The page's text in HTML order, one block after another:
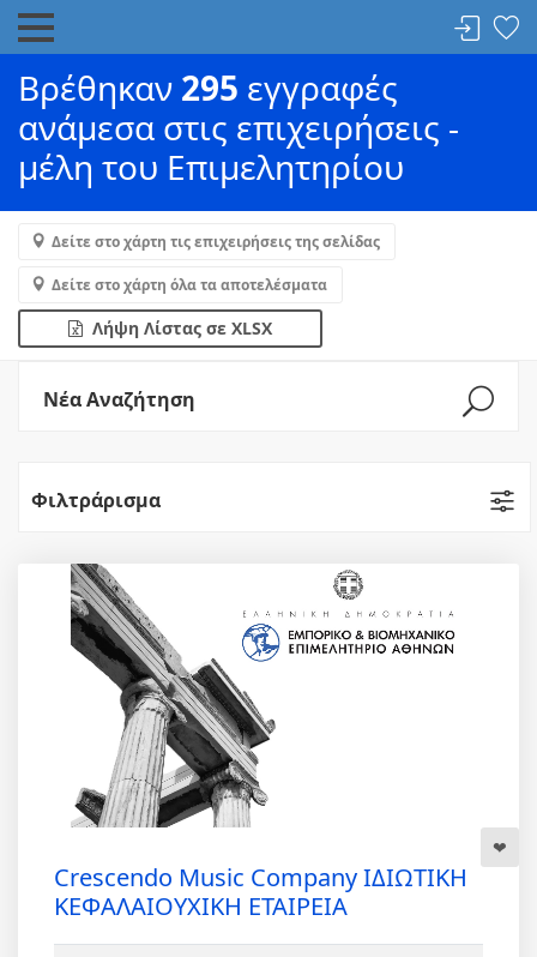
Βρέθηκαν 295 εγγραφές
ανάμεσα στις επιχειρήσεις -
μέλη του Επιμελητηρίου
Δείτε στο χάρτη τις επιχειρήσεις της σελίδας
Δείτε στο χάρτη όλα τα αποτελέσματα
Λήψη Λίστας σε XLSX
Νέα Αναζήτηση
Φιλτράρισμα
Crescendo Music Company ΙΔΙΩΤΙΚΗ
ΚΕΦΑΛΑΙΟΥΧΙΚΗ ΕΤΑΙΡΕΙΑ